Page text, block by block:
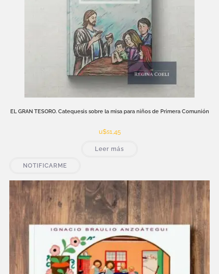
EL GRAN TESORO. Catequesis sobre la misa para niños de Primera Comunión
u$s1,45
Leer más
NOTIFICARME